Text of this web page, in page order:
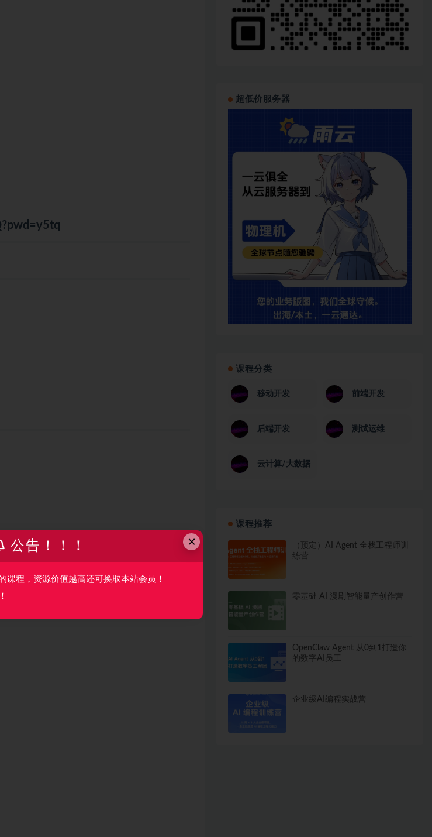
超低价服务器
课程分类
移动开发 前端开发
后端开发 测试运维
云计算/大数据
课程推荐
（预定）AI Agent 全栈工程师训
练营
零基础 AI 漫剧智能量产创作营
OpenClaw Agent 从0到1打造你
的数字AI员工
企业级AI编程实战营
×
公告！！！
课程，资源价值越高还可换取本站会员！